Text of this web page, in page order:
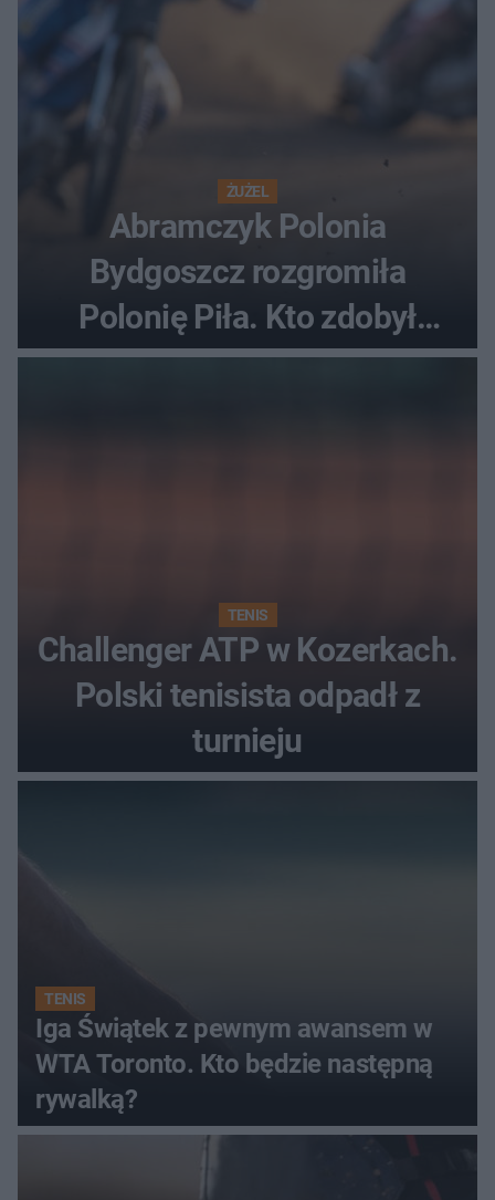
ŻUŻEL
Abramczyk Polonia
Bydgoszcz rozgromiła
Polonię Piła. Kto zdobył
najwięcej punktów?
TENIS
Challenger ATP w Kozerkach.
Polski tenisista odpadł z
turnieju
TENIS
Iga Świątek z pewnym awansem w
WTA Toronto. Kto będzie następną
rywalką?